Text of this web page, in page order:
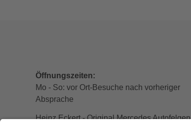
Öffnungszeiten:
Mo - So: vor Ort-Besuche nach vorheriger
Absprache
Heinz Eckert - Original Mercedes Autofelgen